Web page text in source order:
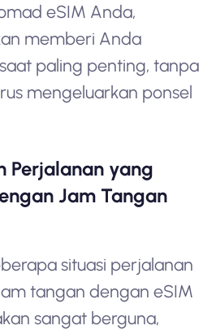
eSIM Anda,
memberi Anda
paling penting, tanpa
mengeluarkan ponsel
Perjalanan yang
Jam Tangan
situasi perjalanan
tangan dengan eSIM
sangat berguna,